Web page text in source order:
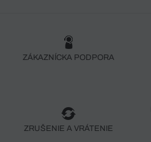
ZÁKAZNÍCKA PODPORA
ZRUŠENIE A VRÁTENIE